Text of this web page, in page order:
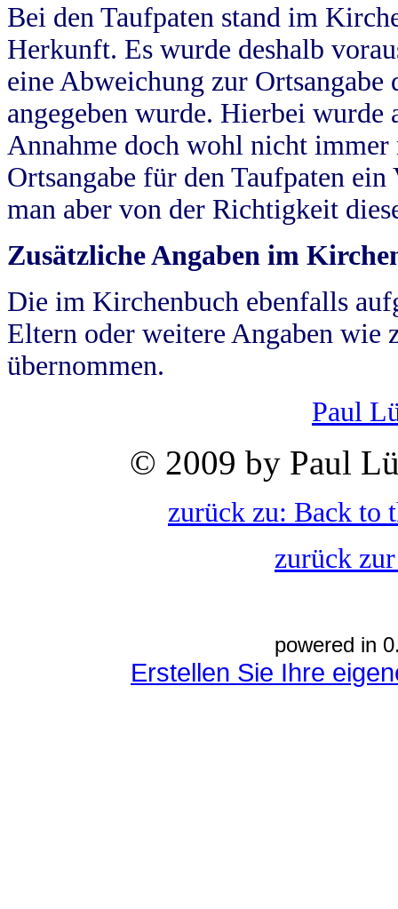
Bei den Taufpaten stand im
Herkunft. Es wurde deshalb
eine Abweichung zur
angegeben wurde. Hierbei wurde
Annahme doch wohl nicht
Ortsangabe für den Taufpaten
man aber von der Richtigkeit
Zusätzliche Angaben im
Die im Kirchenbuch ebenfalls
Eltern oder weitere Angaben wie
übernommen.
Paul
© 2009 by Paul
zurück zu: Back to
zurück
powered in
Erstellen Sie Ihre